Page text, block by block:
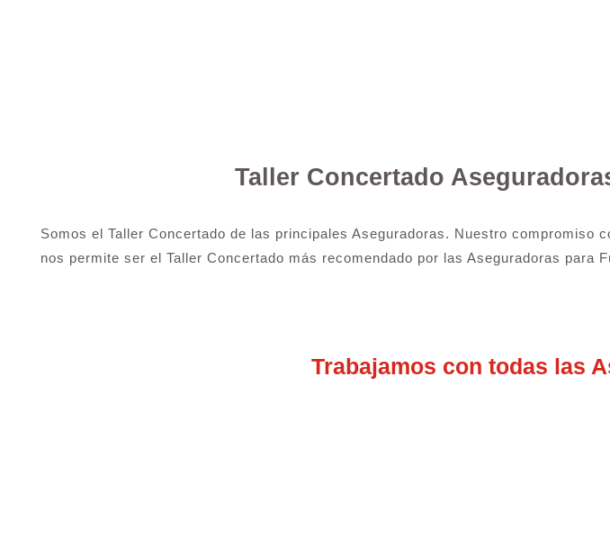
Taller Concertado
Somos el Taller Concertado de las principales Aseguradoras. Nuestro compromiso
nos permite ser el Taller Concertado más recomendado por las Aseguradoras para
Trabajamos con todas las